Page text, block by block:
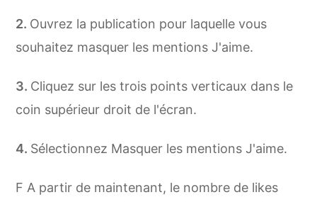
Ouvrez la publication pour laquelle vous
souhaitez masquer les mentions J'aime.
Cliquez sur les trois points verticaux dans le
coin supérieur droit de l'écran.
Sélectionnez Masquer les mentions J'aime.
F A partir de maintenant, le nombre de likes